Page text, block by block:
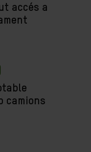
accés a
camions